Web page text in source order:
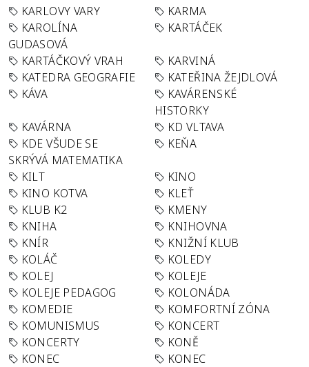
KARLOVY VARY
KARMA
KAROLÍNA
GUDASOVÁ
KARTÁČEK
KARTÁČKOVÝ VRAH
KARVINÁ
KATEDRA GEOGRAFIE
KATEŘINA ŽEJDLOVÁ
KÁVA
KAVÁRENSKÉ
HISTORKY
KAVÁRNA
KD VLTAVA
KDE VŠUDE SE
SKRÝVÁ MATEMATIKA
KEŇA
KILT
KINO
KINO KOTVA
KLEŤ
KLUB K2
KMENY
KNIHA
KNIHOVNA
KNÍR
KNIŽNÍ KLUB
KOLÁČ
KOLEDY
KOLEJ
KOLEJE
KOLEJE PEDAGOG
KOLONÁDA
KOMEDIE
KOMFORTNÍ ZÓNA
KOMUNISMUS
KONCERT
KONCERTY
KONĚ
KONEC
KONEC